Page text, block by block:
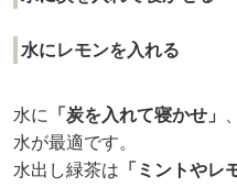
水にレモンを入れる
水に 「炭を入れて寝かせ」
水が最適です。
水出し緑茶は 「ミントやレ